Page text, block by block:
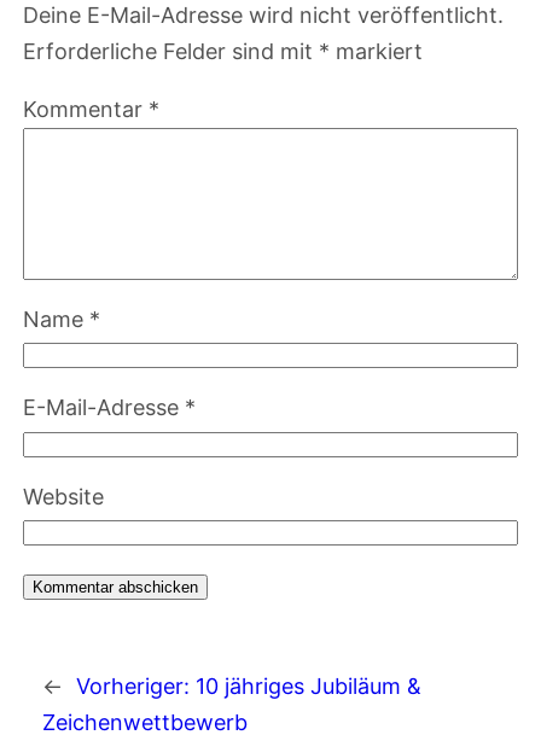
Deine E-Mail-Adresse wird nicht veröffentlicht.
Erforderliche Felder sind mit * markiert
Kommentar *
Name *
E-Mail-Adresse *
Website
← Vorheriger: 10 jähriges Jubiläum &
Zeichenwettbewerb